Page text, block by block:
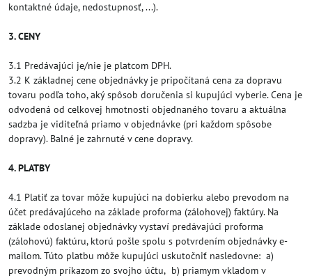
kontaktné údaje, nedostupnosť, ...).
3. CENY
3.1 Predávajúci je/nie je platcom DPH.
3.2 K základnej cene objednávky je pripočítaná cena za dopravu
tovaru podľa toho, aký spôsob doručenia si kupujúci vyberie. Cena je
odvodená od celkovej hmotnosti objednaného tovaru a aktuálna
sadzba je viditeľná priamo v objednávke (pri každom spôsobe
dopravy). Balné je zahrnuté v cene dopravy.
4. PLATBY
4.1 Platiť za tovar môže kupujúci na dobierku alebo prevodom na
účet predávajúceho na základe proforma (zálohovej) faktúry. Na
základe odoslanej objednávky vystaví predávajúci proforma
(zálohovú) faktúru, ktorú pošle spolu s potvrdením objednávky e-
mailom. Túto platbu môže kupujúci uskutočniť nasledovne: a)
prevodným príkazom zo svojho účtu, b) priamym vkladom v